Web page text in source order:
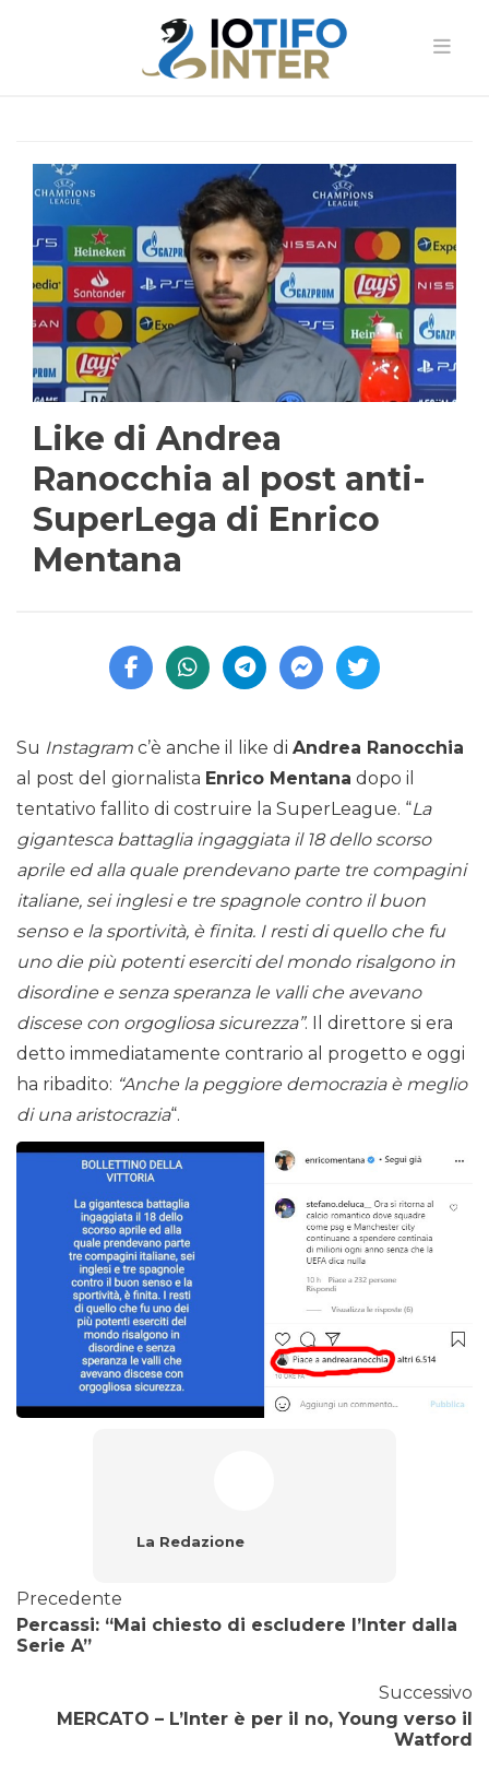
Like di Andrea
Ranocchia al post anti-
SuperLega di Enrico
Mentana
Su Instagram c’è anche il like di Andrea Ranocchia
al post del giornalista Enrico Mentana dopo il
tentativo fallito di costruire la SuperLeague. “La
gigantesca battaglia ingaggiata il 18 dello scorso
aprile ed alla quale prendevano parte tre compagini
italiane, sei inglesi e tre spagnole contro il buon
senso e la sportività, è finita. I resti di quello che fu
uno die più potenti eserciti del mondo risalgono in
disordine e senza speranza le valli che avevano
discese con orgogliosa sicurezza”. Il direttore si era
detto immediatamente contrario al progetto e oggi
ha ribadito: “Anche la peggiore democrazia è meglio
di una aristocrazia“.
La Redazione
Precedente
Percassi: “Mai chiesto di escludere l’Inter dalla
Serie A”
Successivo
MERCATO – L’Inter è per il no, Young verso il
Watford